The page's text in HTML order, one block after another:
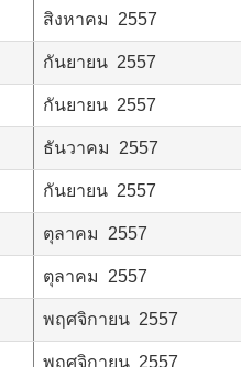
สิงหาคม 2557
กันยายน 2557
กันยายน 2557
ธันวาคม 2557
กันยายน 2557
ตุลาคม 2557
ตุลาคม 2557
พฤศจิกายน 2557
พฤศจิกายน 2557